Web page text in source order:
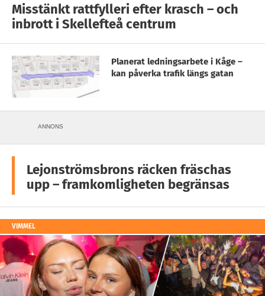
Misstänkt rattfylleri efter krasch – och
inbrott i Skellefteå centrum
Planerat ledningsarbete i Kåge –
kan påverka trafik längs gatan
ANNONS
Lejonströmsbrons räcken fräschas
upp – framkomligheten begränsas
VIMMEL